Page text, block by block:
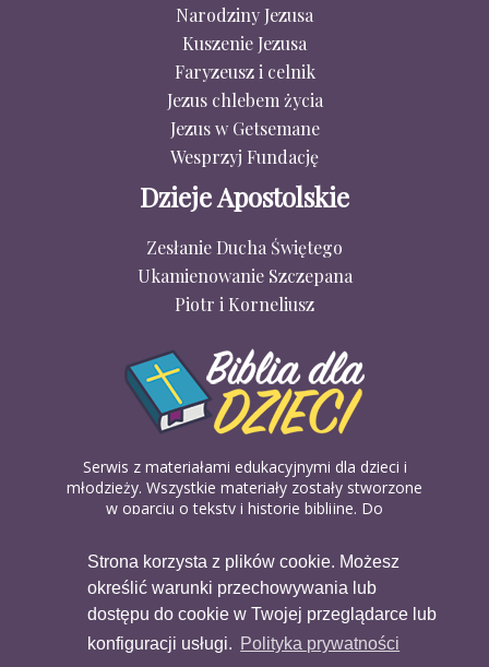
Strona korzysta z plików cookie. Możesz
określić warunki przechowywania lub
dostępu do cookie w Twojej przeglądarce lub
konfiguracji usługi. Polityka prywatności
Narodziny Jezusa
Kuszenie Jezusa
Faryzeusz i celnik
Jezus chlebem życia
Jezus w Getsemane
Wesprzyj Fundację
Dzieje Apostolskie
Zesłanie Ducha Świętego
Ukamienowanie Szczepana
Piotr i Korneliusz
Serwis z materiałami edukacyjnymi dla dzieci i
młodzieży. Wszystkie materiały zostały stworzone
w oparciu o teksty i historie biblijne. Do
biblijnych. Można je pobierać, drukować i
udostępniać bez żadnych opłat. Materiałów
dostępnych na serwisie nie można wykorzystywać
w celach komercyjnych.